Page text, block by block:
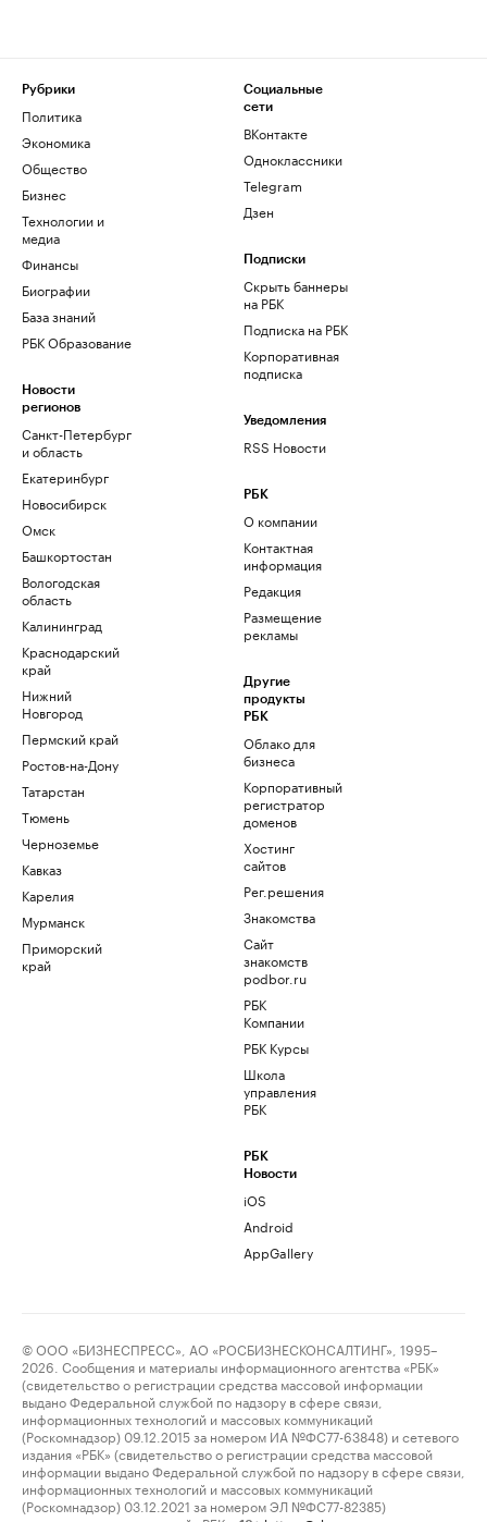
Рубрики
Политика
Экономика
Общество
Бизнес
Технологии и
медиа
Финансы
Биографии
База знаний
РБК Образование
Новости
регионов
Санкт-Петербург
и область
Екатеринбург
Новосибирск
Омск
Башкортостан
Вологодская
область
Калининград
Краснодарский
край
Нижний
Новгород
Пермский край
Ростов-на-Дону
Татарстан
Тюмень
Черноземье
Кавказ
Карелия
Мурманск
Приморский
край
Социальные
сети
ВКонтакте
Одноклассники
Telegram
Дзен
Подписки
Скрыть баннеры
на РБК
Подписка на РБК
Корпоративная
подписка
Уведомления
RSS Новости
РБК
О компании
Контактная
информация
Редакция
Размещение
рекламы
Другие
продукты
РБК
Облако для
бизнеса
Корпоративный
регистратор
доменов
Хостинг
сайтов
Рег.решения
Знакомства
Сайт
знакомств
podbor.ru
РБК
Компании
РБК Курсы
Школа
управления
РБК
РБК
Новости
iOS
Android
AppGallery
© ООО «БИЗНЕСПРЕСС», АО «РОСБИЗНЕСКОНСАЛТИНГ», 1995–
2026. Сообщения и материалы информационного агентства «РБК»
(свидетельство о регистрации средства массовой информации
выдано Федеральной службой по надзору в сфере связи,
информационных технологий и массовых коммуникаций
(Роскомнадзор) 09.12.2015 за номером ИА №ФС77-63848) и сетевого
издания «РБК» (свидетельство о регистрации средства массовой
информации выдано Федеральной службой по надзору в сфере связи,
информационных технологий и массовых коммуникаций
(Роскомнадзор) 03.12.2021 за номером ЭЛ №ФС77-82385)